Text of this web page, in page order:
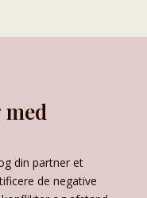
med
din partner et
de negative